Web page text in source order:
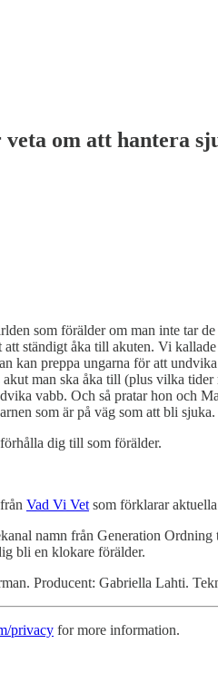
om att hantera
som förälder om man inte tar
att ständigt åka till akuten. Vi
kan preppa ungarna för att
man ska åka till (plus vilka
vabb. Och så pratar hon och
som är på väg som att bli
dig till som förälder.
Vad Vi Vet som förklarar
namn från Generation
bli en klokare förälder.
Producent: Gabriella Lahti.
privacy for more information.